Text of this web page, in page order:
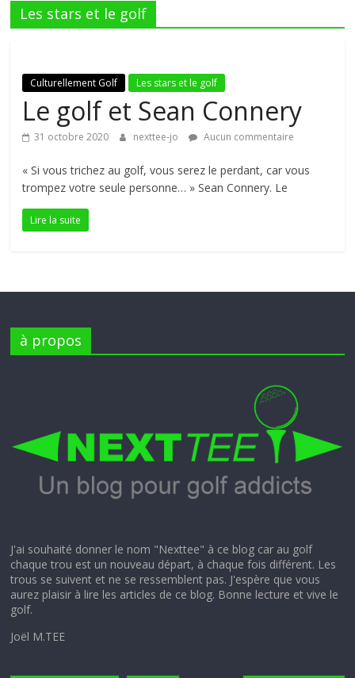
Chaîne
Youtube
de
trois
copains
de
de
la
Les stars et le golf
Culturellement Golf Les stars et le golf
Le golf et Sean Connery
31 octobre 2020 nexttee-jo Aucun commentaire
« Si vous trichez au golf, vous serez le perdant, car vous
trompez votre seule personne… » Sean Connery. Le
Lire la suite
à propos
J'ai souhaité donner le nom "Nexttee" à ce blog car au golf
chaque trou est un nouveau départ, à chaque fois différent. Les
trous se suivent et ne se ressemblent pas. J'espère que vous
aurez plaisir à lire les articles de ce blog. Bonne lecture et vive le
golf.
Joël M.TEE